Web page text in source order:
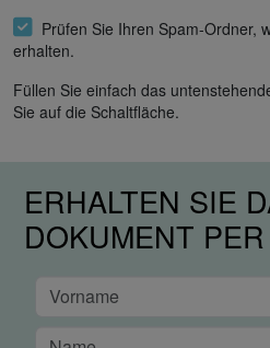
Prüfen Sie Ihren Spam-Ordner,
erhalten.
Füllen Sie einfach das
Sie auf die Schaltfläche.
ERHALTEN SIE
DOKUMENT